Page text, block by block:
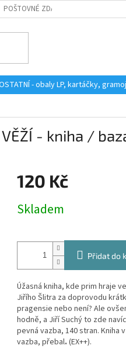
POŠTOVNÉ ZDARMA
- obaly LP, kartáčky,
VĚŽÍ - kniha /
120 Kč
cena:
Skladem
Přidat do
Úžasná kniha, kde prim hraje
Jiřího Šlitra za doprovodu
pragensie nebo není? Ale
hodně, a Jiří Suchý to zde
pevná vazba, 140 stran.
vazba, přebal. (EX++).